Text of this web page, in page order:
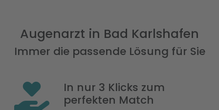
Augenarzt in Bad Karlshafen
Immer die passende Lösung für Sie
In nur 3 Klicks zum
perfekten Match